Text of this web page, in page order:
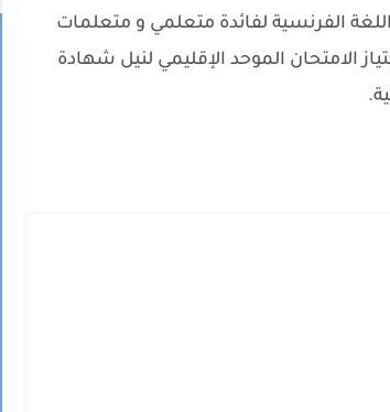
الفرنسية لفائدة متعلمي و متعلمات
الامتحان الموحد الإقليمي لنيل شهادة